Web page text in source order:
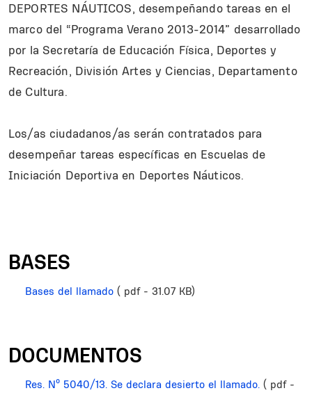
DEPORTES NÁUTICOS, desempeñando tareas en el
marco del “Programa Verano 2013-2014” desarrollado
por la Secretaría de Educación Física, Deportes y
Recreación, División Artes y Ciencias, Departamento
de Cultura.
Los/as ciudadanos/as serán contratados para
desempeñar tareas específicas en Escuelas de
Iniciación Deportiva en Deportes Náuticos.
BASES
Bases del llamado ( pdf - 31.07 KB)
DOCUMENTOS
Res. Nº 5040/13. Se declara desierto el llamado. ( pdf -